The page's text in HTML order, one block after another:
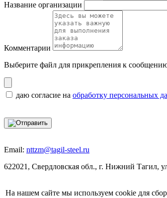
Название организации
Комментарии
Выберите файл для прикрепления к
даю согласие на обработку персональных
Email: nttzm@tagil-steel.ru
622021, Свердловская обл., г. Нижний Тагил,
На нашем сайте мы используем cookie для